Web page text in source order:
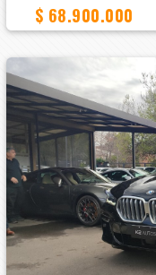
$ 68.900.000